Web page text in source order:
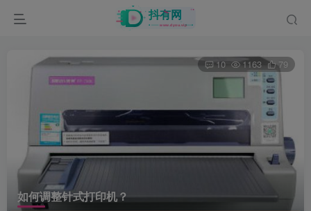
如何调整针式打印机？
10 1163 79